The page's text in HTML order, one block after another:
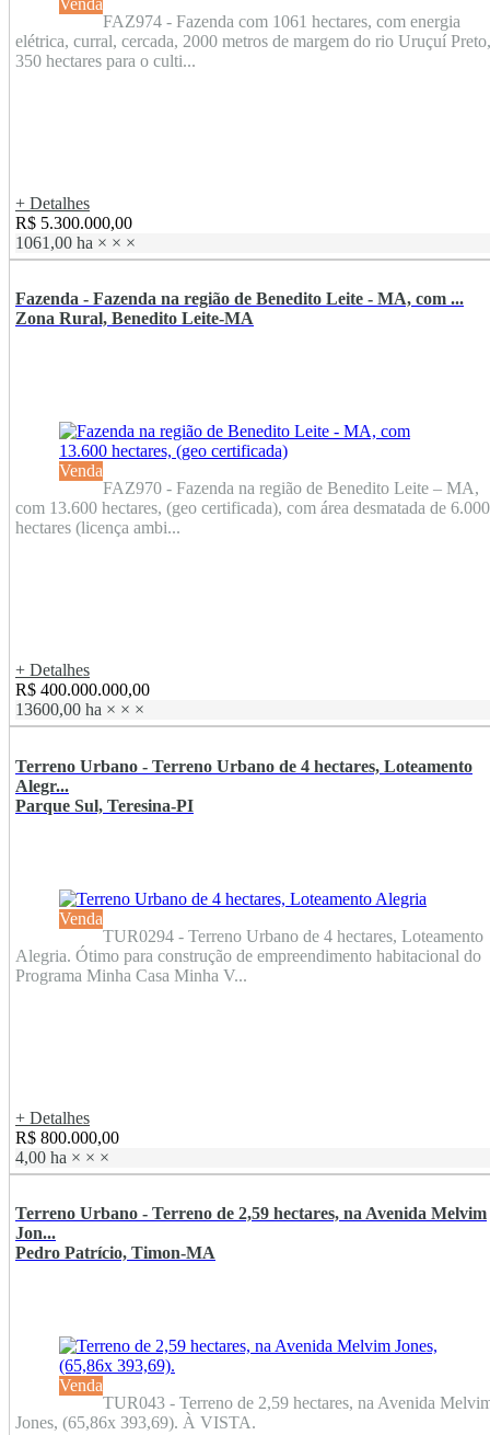
FAZ974 - Fazenda com 1061 hectares, com energia
elétrica, curral, cercada, 2000 metros de margem do rio Uruçuí Preto,
350 hectares para o culti...
+ Detalhes
R$ 5.300.000,00
1061,00 ha × × ×
Fazenda - Fazenda na região de Benedito Leite - MA, com ...
Zona Rural, Benedito Leite-MA
Venda
FAZ970 - Fazenda na região de Benedito Leite – MA,
com 13.600 hectares, (geo certificada), com área desmatada de 6.000
hectares (licença ambi...
+ Detalhes
R$ 400.000.000,00
13600,00 ha × × ×
Terreno Urbano - Terreno Urbano de 4 hectares, Loteamento
Alegr...
Parque Sul, Teresina-PI
Venda
TUR0294 - Terreno Urbano de 4 hectares, Loteamento
Alegria. Ótimo para construção de empreendimento habitacional do
Programa Minha Casa Minha V...
+ Detalhes
R$ 800.000,00
4,00 ha × × ×
Terreno Urbano - Terreno de 2,59 hectares, na Avenida Melvim
Jon...
Pedro Patrício, Timon-MA
Venda
TUR043 - Terreno de 2,59 hectares, na Avenida
Jones, (65,86x 393,69). À VISTA.